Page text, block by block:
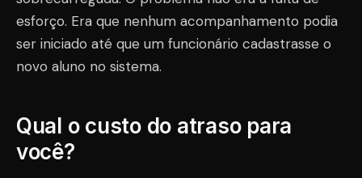
esforço. Era que nenhum acompanhamento podia
ser iniciado até que um funcionário cadastrasse o
novo aluno no sistema.
Qual o custo do atraso para
você?